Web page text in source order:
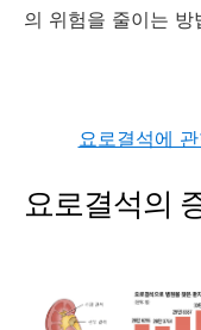
의 위험을 줄이는
요로결석에
요로결석의